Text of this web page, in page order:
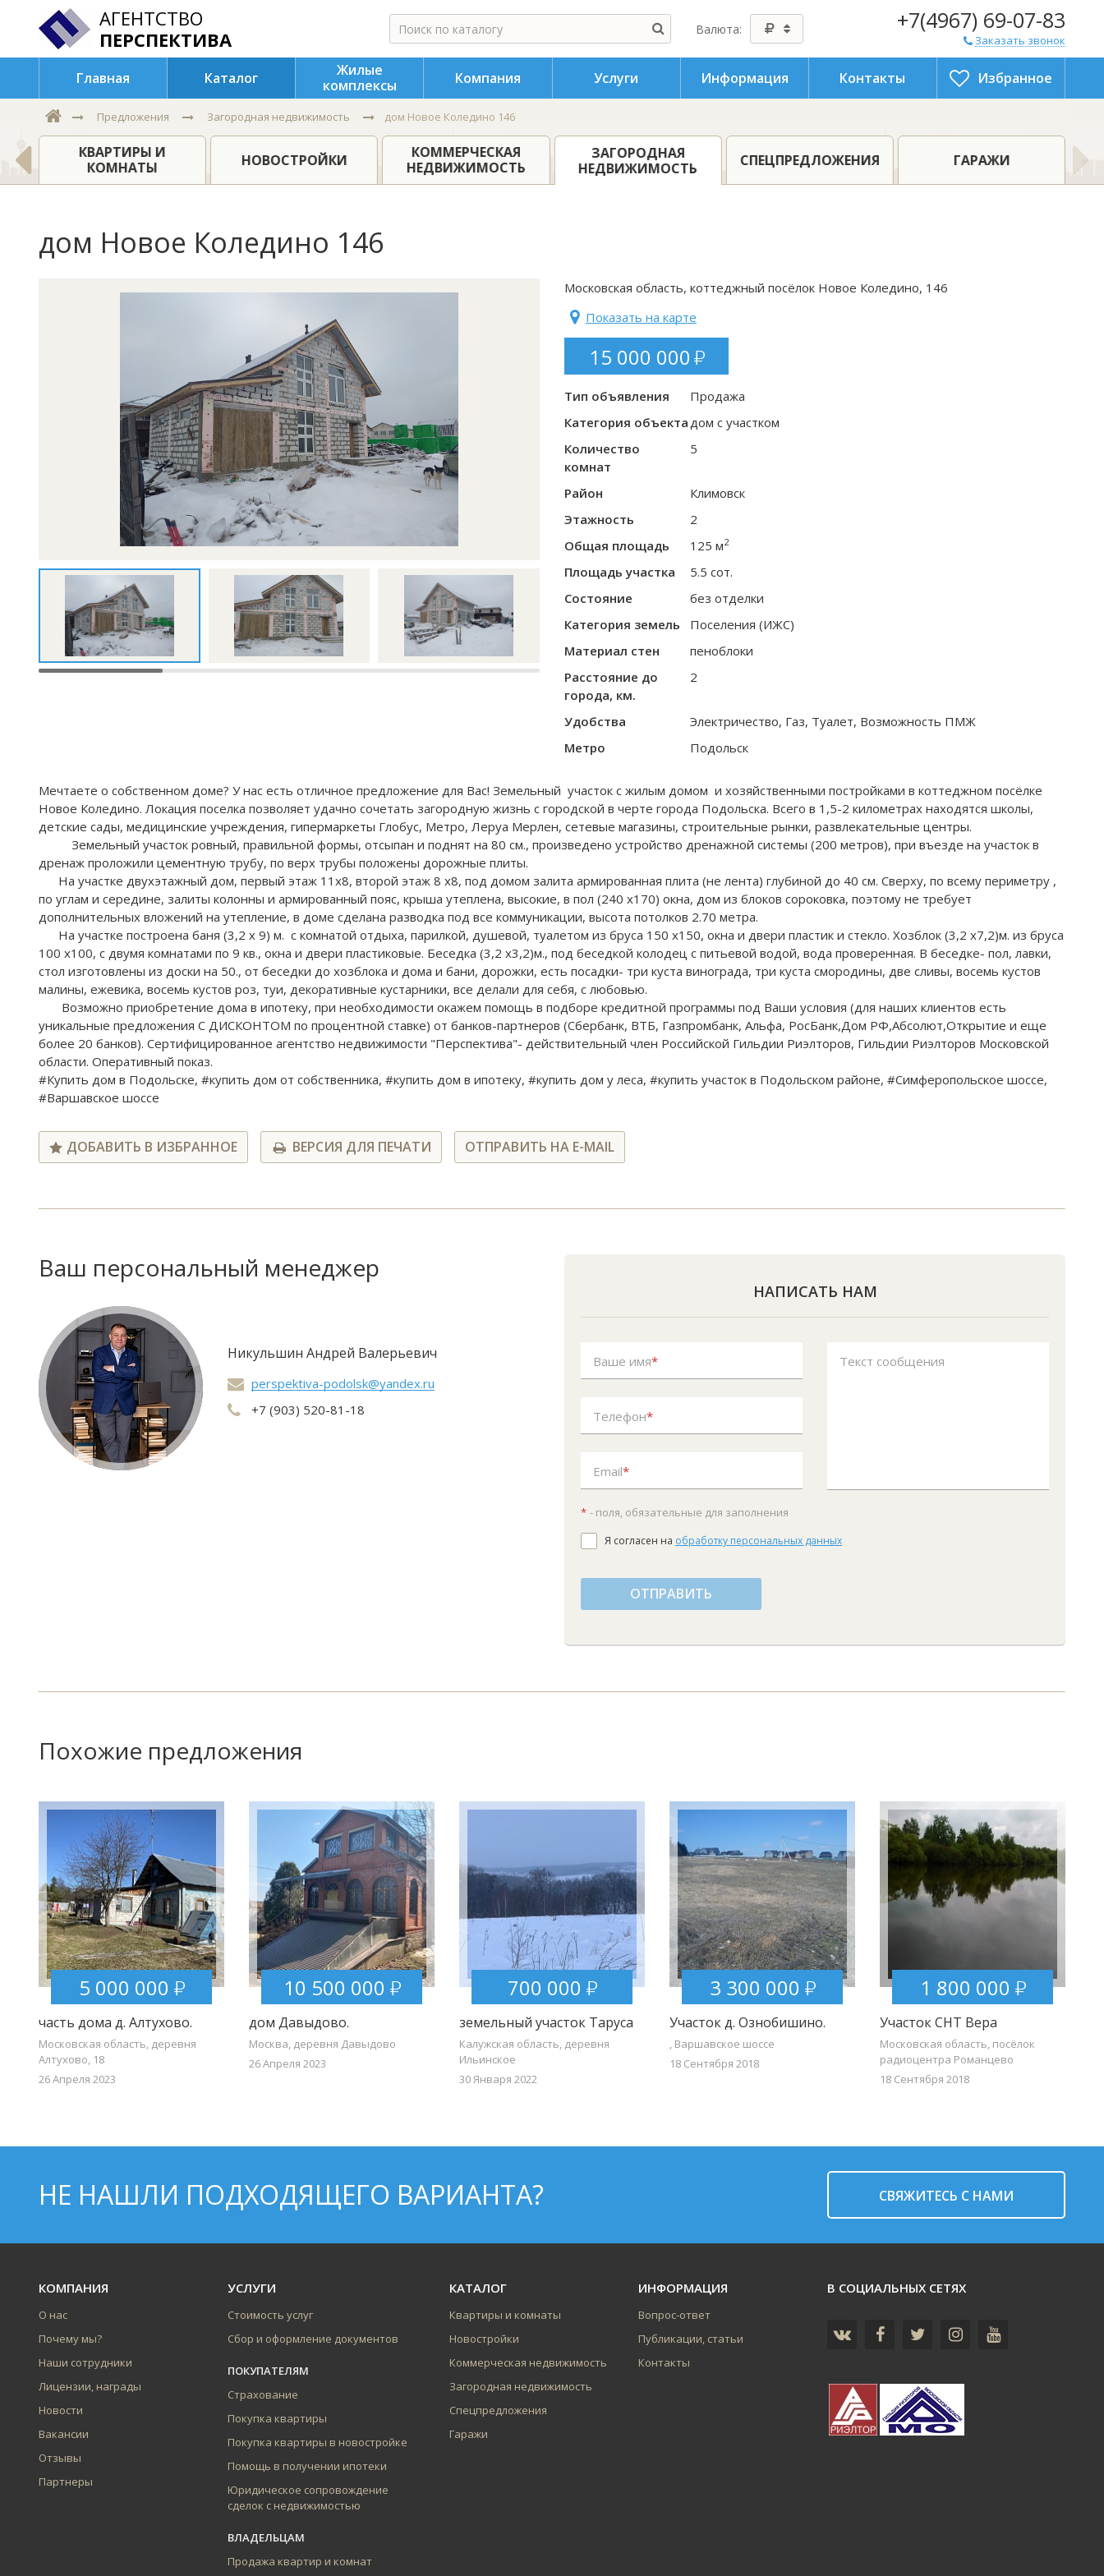
АГЕНТСТВО
ПЕРСПЕКТИВА
Валюта: +7(4967) 69-07-83
Заказать звонок
Главная Каталог
Жилые
комплексы
Компания Услуги Информация Контакты Избранное
Предложения Загородная недвижимость дом Новое Коледино 146
КВАРТИРЫ И
КОМНАТЫ
НОВОСТРОЙКИ
КОММЕРЧЕСКАЯ
НЕДВИЖИМОСТЬ
ЗАГОРОДНАЯ
НЕДВИЖИМОСТЬ
СПЕЦПРЕДЛОЖЕНИЯ ГАРАЖИ
дом Новое Коледино 146
Московская область, коттеджный посёлок Новое Коледино, 146
Показать на карте
15 000 000
Тип объявления
Продажа
Категория объектадом с участком
Количество
комнат
5
Район
Климовск
Этажность
2
Общая площадь
125 м2
Площадь участка
5.5 сот.
Состояние
без отделки
Категория земель
Поселения (ИЖС)
Материал стен
пеноблоки
Расстояние до
города, км.
2
Удобства
Электричество, Газ, Туалет, Возможность ПМЖ
Метро
Подольск
Мечтаете о собственном доме? У нас есть отличное предложение для Вас! Земельный участок с жилым домом и хозяйственными постройками в коттеджном посёлке
Новое Коледино. Локация поселка позволяет удачно сочетать загородную жизнь с городской в черте города Подольска. Всего в 1,5-2 километрах находятся школы,
детские сады, медицинские учреждения, гипермаркеты Глобус, Метро, Леруа Мерлен, сетевые магазины, строительные рынки, развлекательные центры.
Земельный участок ровный, правильной формы, отсыпан и поднят на 80 см., произведено устройство дренажной системы (200 метров), при въезде на участок в
дренаж проложили цементную трубу, по верх трубы положены дорожные плиты.
На участке двухэтажный дом, первый этаж 11х8, второй этаж 8 х8, под домом залита армированная плита (не лента) глубиной до 40 см. Сверху, по всему периметру ,
по углам и середине, залиты колонны и армированный пояс, крыша утеплена, высокие, в пол (240 х170) окна, дом из блоков сороковка, поэтому не требует
дополнительных вложений на утепление, в доме сделана разводка под все коммуникации, высота потолков 2.70 метра.
На участке построена баня (3,2 х 9) м. с комнатой отдыха, парилкой, душевой, туалетом из бруса 150 х150, окна и двери пластик и стекло. Хозблок (3,2 х7,2)м. из бруса
100 х100, с двумя комнатами по 9 кв., окна и двери пластиковые. Беседка (3,2 х3,2)м., под беседкой колодец с питьевой водой, вода проверенная. В беседке- пол, лавки,
стол изготовлены из доски на 50., от беседки до хозблока и дома и бани, дорожки, есть посадки- три куста винограда, три куста смородины, две сливы, восемь кустов
малины, ежевика, восемь кустов роз, туи, декоративные кустарники, все делали для себя, с любовью.
Возможно приобретение дома в ипотеку, при необходимости окажем помощь в подборе кредитной программы под Ваши условия (для наших клиентов есть
уникальные предложения С ДИСКОНТОМ по процентной ставке) от банков-партнеров (Сбербанк, ВТБ, Газпромбанк, Альфа, РосБанк,Дом РФ,Абсолют,Открытие и еще
более 20 банков). Сертифицированное агентство недвижимости "Перспектива"- действительный член Российской Гильдии Риэлторов, Гильдии Риэлторов Московской
области. Оперативный показ.
#Купить дом в Подольске, #купить дом от собственника, #купить дом в ипотеку, #купить дом у леса, #купить участок в Подольском районе, #Симферопольское шоссе,
#Варшавское шоссе
ДОБАВИТЬ В ИЗБРАННОЕ ВЕРСИЯ ДЛЯ ПЕЧАТИ ОТПРАВИТЬ НА E-MAIL
Ваш персональный менеджер
Никульшин Андрей Валерьевич
perspektiva-podolsk@yandex.ru
+7 (903) 520-81-18
НАПИСАТЬ НАМ
Ваше имя*
Телефон*
Email*
Текст сообщения
* - поля, обязательные для заполнения
Я согласен на обработку персональных данных
ОТПРАВИТЬ
Похожие предложения
5 000 000
часть дома д. Алтухово.
Московская область, деревня
Алтухово, 18
26 Апреля 2023
10 500 000
дом Давыдово.
Москва, деревня Давыдово
26 Апреля 2023
700 000
земельный участок Таруса
Калужская область, деревня
Ильинское
30 Января 2022
3 300 000
Участок д. Ознобишино.
, Варшавское шоссе
18 Сентября 2018
1 800 000
Участок СНТ Вера
Московская область, посёлок
радиоцентра Романцево
18 Сентября 2018
НЕ НАШЛИ ПОДХОДЯЩЕГО ВАРИАНТА? CВЯЖИТЕСЬ С НАМИ
КОМПАНИЯ
О нас
Почему мы?
Наши сотрудники
Лицензии, награды
Новости
Вакансии
Отзывы
Партнеры
УСЛУГИ
Стоимость услуг
Сбор и оформление документов
ПОКУПАТЕЛЯМ
Страхование
Покупка квартиры
Покупка квартиры в новостройке
Помощь в получении ипотеки
Юридическое сопровождение
сделок с недвижимостью
ВЛАДЕЛЬЦАМ
Продажа квартир и комнат
КАТАЛОГ
Квартиры и комнаты
Новостройки
Коммерческая недвижимость
Загородная недвижимость
Спецпредложения
Гаражи
ИНФОРМАЦИЯ
Вопрос-ответ
Публикации, статьи
Контакты
В СОЦИАЛЬНЫХ СЕТЯХ